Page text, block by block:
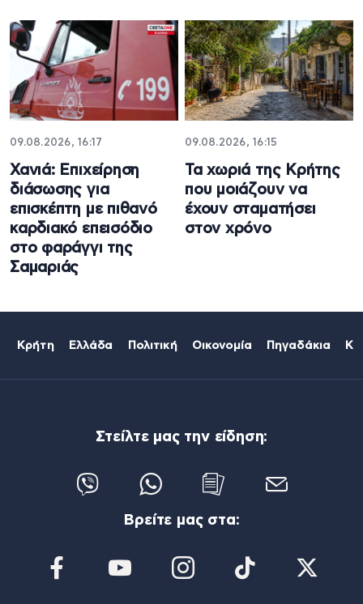
09.08.2026, 16:17
Χανιά: Επιχείρηση
διάσωσης για
επισκέπτη με πιθανό
καρδιακό επεισόδιο
στο φαράγγι της
Σαμαριάς
09.08.2026, 16:15
Τα χωριά της Κρήτης
που μοιάζουν να
έχουν σταματήσει
στον χρόνο
Κρήτη Ελλάδα Πολιτική Οικονομία Πηγαδάκια
Στείλτε μας την είδηση:
Βρείτε μας στα: